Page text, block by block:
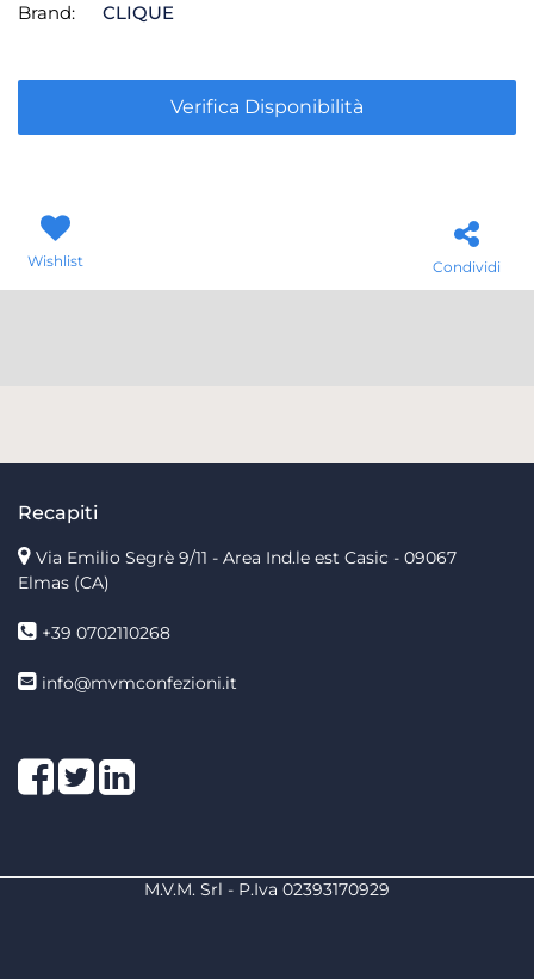
Brand: CLIQUE
Verifica Disponibilità
Wishlist Condividi
Recapiti
Via Emilio Segrè 9/11 - Area Ind.le est Casic - 09067
Elmas (CA)
+39 0702110268
info@mvmconfezioni.it
Facebook
TwitterLinkedIn
M.V.M. Srl - P.Iva 02393170929